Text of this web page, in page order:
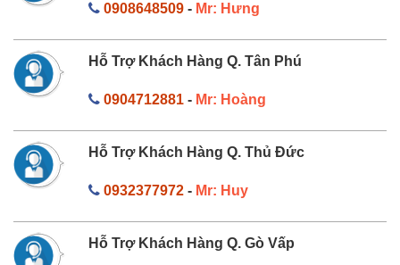
0908648509- Mr: Hưng
Hỗ Trợ Khách Hàng Q. Tân Phú
0904712881- Mr: Hoàng
Hỗ Trợ Khách Hàng Q. Thủ Đức
0932377972- Mr: Huy
Hỗ Trợ Khách Hàng Q. Gò Vấp